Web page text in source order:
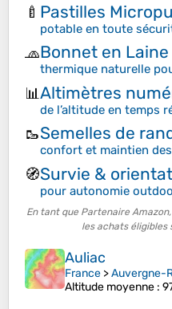
🍼 Pastilles
potable en toute
🧢Bonnet en
thermique naturelle
📊Altimètres
de l’altitude en temps
🥾Semelles de
confort et maintien
🧭Survie &
pour autonomie
En tant que Partenaire
les achats éligibles
Auliac
France >Auvergne-
Altitude moyenne :